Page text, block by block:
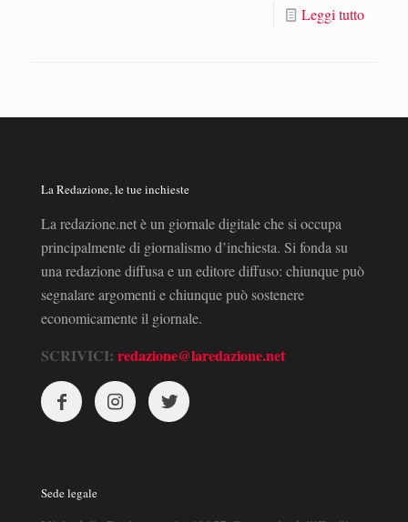
Leggi tutto
La Redazione, le tue inchieste
La redazione.net è un giornale digitale che si occupa
principalmente di giornalismo d’inchiesta. Si fonda su
una redazione diffusa e un editore diffuso: chiunque può
segnalare argomenti e chiunque può sostenere
economicamente il giornale.
SCRIVICI: redazione@laredazione.net
Sede legale